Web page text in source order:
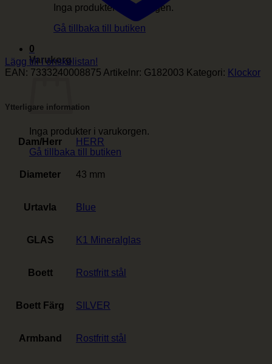
Inga produkter i varukorgen.
Gå tillbaka till butiken
0
Varukorg
Inga produkter i varukorgen.
Gå tillbaka till butiken
Lägg till i önskelistan!
EAN: 7333240008875 Artikelnr: G182003 Kategori: Klockor
Ytterligare information
Dam/Herr HERR
Diameter 43 mm
Urtavla Blue
GLAS K1 Mineralglas
Boett Rostfritt stål
Boett Färg SILVER
Armband Rostfritt stål